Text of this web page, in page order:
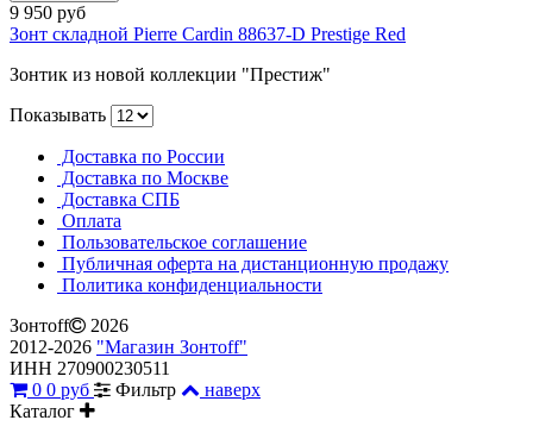
9 950 руб
Зонт складной Pierre Cardin 88637-D Prestige Red
Зонтик из новой коллекции "Престиж"
Показывать
Доставка по России
Доставка по Москве
Доставка СПБ
Оплата
Пользовательское соглашение
Публичная оферта на дистанционную продажу
Политика конфиденциальности
Зонтoff
2026
2012-2026 "Магазин Зонтoff"
ИНН 270900230511
0 0 руб Фильтр
наверх
Каталог